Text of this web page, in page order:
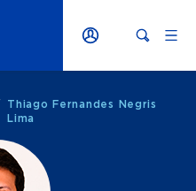
Thiago Fernandes Negris
Lima